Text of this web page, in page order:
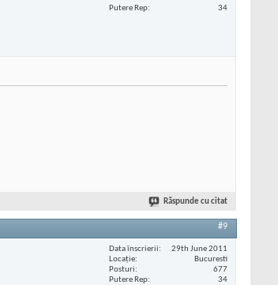
Putere Rep
34
Răspunde cu citat
#9
Data înscrierii
29th June 2011
Locaţie
Bucuresti
Posturi
677
Putere Rep
34